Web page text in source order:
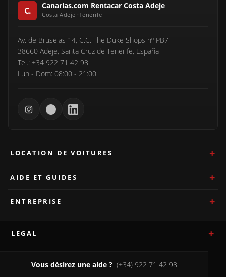
Canarias.com Rentacar Costa Adeje
Av. de Bruselas 14, C.C. The Duke Shops nº PB7
38660 Adeje, Santa Cruz de Tenerife, España
Tel.: +34 922 71 42 98
Lun - Dom: 08:00 - 21:00
LOCATION DE VOITURES
AIDE ET GUIDES
ENTREPRISE
LEGAL
Vous désirez une aide ? (+34) 922 71 42 98